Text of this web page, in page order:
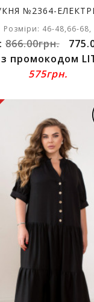
№2364-
Розміри: 46-48,66-68,
866.00грн.
з промокодом
575грн.